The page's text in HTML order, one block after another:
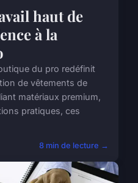
haut de
à la
du pro redéfinit
de vêtements de
matériaux premium,
pratiques, ces
8 min de lecture →